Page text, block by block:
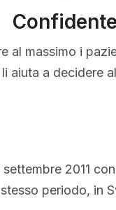
Confidente
al massimo i
aiuta a decidere
2011
periodo, in